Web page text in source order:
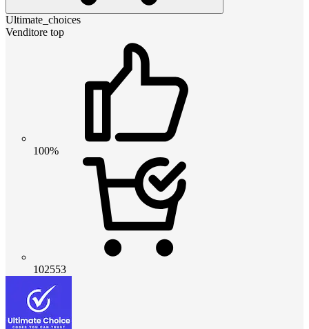
Ultimate_choices
Venditore top
100%
102553